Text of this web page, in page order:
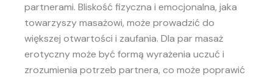
partnerami. Bliskość fizyczna i emocjonalna, jaka
towarzyszy masażowi, może prowadzić do
większej otwartości i zaufania. Dla par masaż
erotyczny może być formą wyrażenia uczuć i
zrozumienia potrzeb partnera, co może poprawić